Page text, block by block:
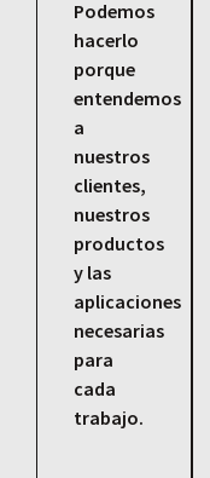
Podemos
hacerlo
porque
entendemos
a
nuestros
clientes,
nuestros
productos
y las
aplicaciones
necesarias
para
cada
trabajo.